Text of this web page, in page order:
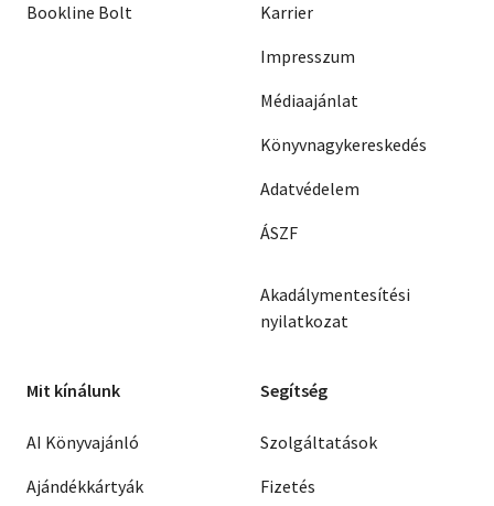
Bookline Bolt
Karrier
Impresszum
Médiaajánlat
Könyvnagykereskedés
Adatvédelem
ÁSZF
Akadálymentesítési
nyilatkozat
Mit kínálunk
AI Könyvajánló
Ajándékkártyák
Segítség
Szolgáltatások
Fizetés